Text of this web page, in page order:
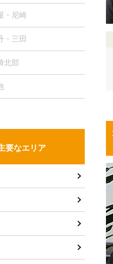
・尼崎
・三田
北部
要なエリア